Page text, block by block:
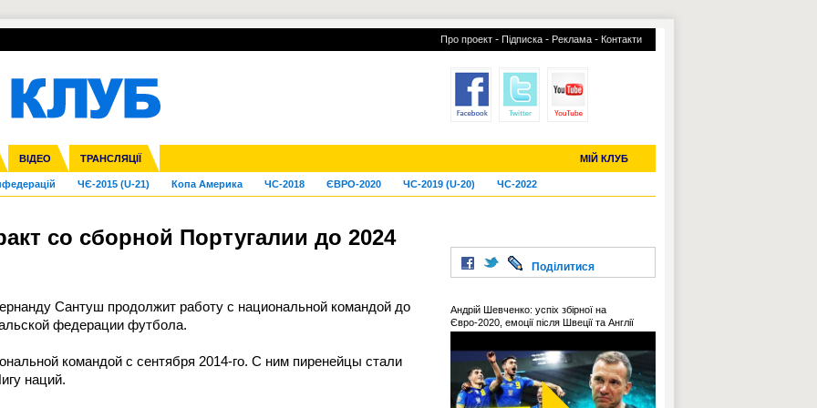
Про проект - Підписка - Реклама - Контакти
ВІДЕО ТРАНСЛЯЦІЇ МІЙ КЛУБ
ліга Кубок України Молодіжка
Ліга націй Ліга конференцій
Франція Інші
ЧЄ-2015 (U-21) Копа Америка ЧС-2018 ЄВРО-2020 ЧС-2019 (U-20) ЧС-2022
УПЛ-ПЕРЕХОДИ УСІ ТРАНСФЕРИ
со сборной Португалии до 2024
Сантуш продолжит работу с национальной командой до
федерации футбола.
командой с сентября 2014-го. С ним пиренейцы стали
наций.
Поділитися
Андрій Шевченко: успіх збірної на
Євро-2020, емоції після Швеції та Англії